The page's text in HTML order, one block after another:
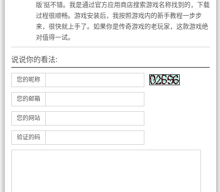
版’挺不错。我是通过官方应用商店搜索游戏名称找到的，下载
过程很顺畅。游戏安装后，我按照游戏内的新手教程一步步
来，很快就上手了。如果你是传奇游戏的老玩家，这款游戏绝
对值得一试。
说说你的看法:
您的昵称
您的邮箱
您的网站
验证的码